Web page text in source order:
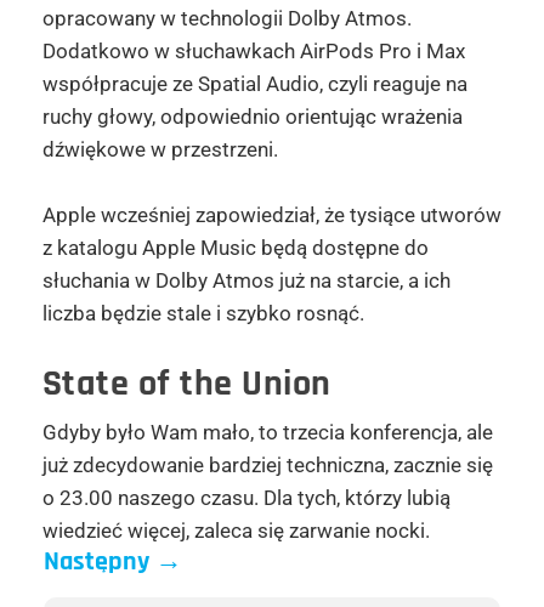
opracowany w technologii Dolby Atmos.
Dodatkowo w słuchawkach AirPods Pro i Max
współpracuje ze Spatial Audio, czyli reaguje na
ruchy głowy, odpowiednio orientując wrażenia
dźwiękowe w przestrzeni.
Apple wcześniej zapowiedział, że tysiące utworów
z katalogu Apple Music będą dostępne do
słuchania w Dolby Atmos już na starcie, a ich
liczba będzie stale i szybko rosnąć.
State of the Union
Gdyby było Wam mało, to trzecia konferencja, ale
już zdecydowanie bardziej techniczna, zacznie się
o 23.00 naszego czasu. Dla tych, którzy lubią
wiedzieć więcej, zaleca się zarwanie nocki.
Następny→